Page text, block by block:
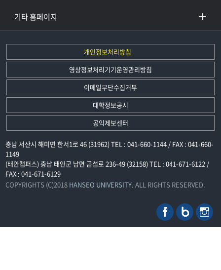
기타 홈페이지
개인정보처리방침
영상정보처리기기운영관리방침
이메일무단수집거부
대학정보공시
공익제보센터
충남 서산시 해미면 한서1로 46 (31962) TEL : 041-660-1144 / FAX : 041-660-
1149
(태안캠퍼스) 충남 태안군 남면 곰섬로 236-49 (32158) TEL : 041-671-6122 /
FAX : 041-671-6129
COPYRIGHTS (C)2018 HANSEO UNIVERSITY. ALL RIGHTS RESERVED.